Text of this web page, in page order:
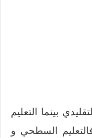
بينما التعليم
السطحي و